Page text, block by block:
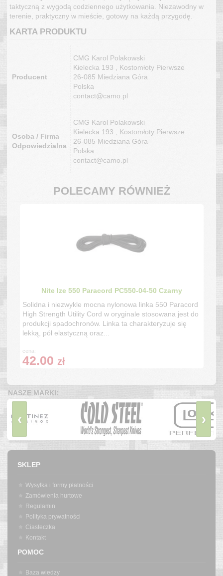
taktyczną z wygodą codziennego użytkowania. Niezawodny w
terenie, praktyczny w mieście, gotowy na każdą przygodę.
KARTA PRODUKTU
Producent
CMG Karol Polakowski
Kielecka 193 , Kostomłoty Pierwsze
26-085 Miedziana Góra
Polska
contact@camo.pl
Osoba / Firma
Odpowiedzialna
CMG Karol Polakowski
Kielecka 193 , Kostomłoty Pierwsze
26-085 Miedziana Góra
Polska
contact@camo.pl
POLECAMY RÓWNIEŻ
Nite Ize 550 Paracord PC550-04-50 Czarny
Solidna i niezwykle mocna nylonowa linka 550 Paracord
High Strength Utility Cord w oryginale stosowana jest do
produkcji spadochronów. Linka ta charakteryzuje się
lekką, pół elastyczną oraz...
cena:
42.00 zł
NASZE MARKI:
‹ ›
SKLEP
Wysyłka i formy płatności
Zamówienia hurtowe
Regulamin
Polityka prywatności
Ciasteczka
Kontakt
POMOC
Baza wiedzy